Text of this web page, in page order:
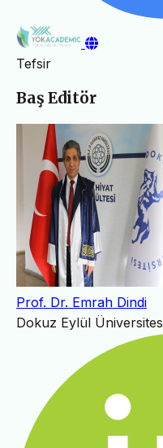
Tefsir
Baş Editör
Prof. Dr. Emrah Dindi
Dokuz Eylül